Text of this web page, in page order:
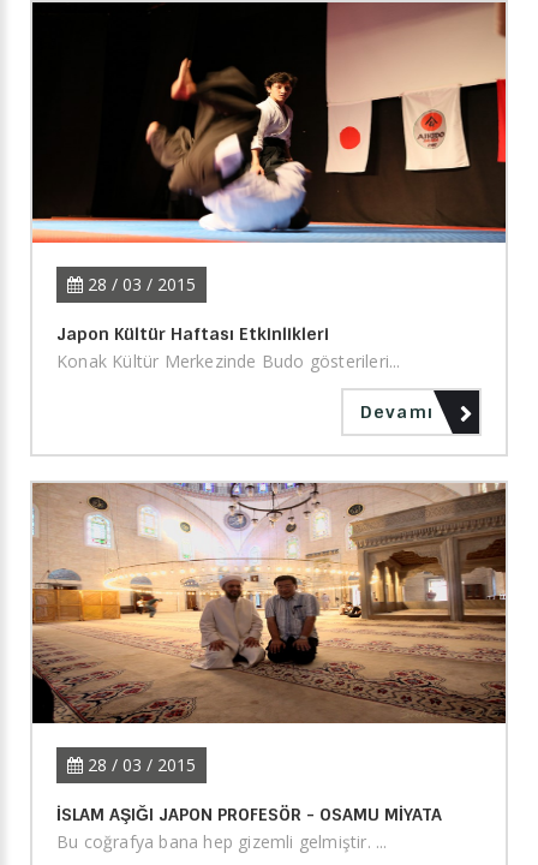
28 / 03 / 2015
Japon Kültür Haftası Etkinlikleri
Konak Kültür Merkezinde Budo gösterileri...
Devamı
28 / 03 / 2015
İSLAM AŞIĞI JAPON PROFESÖR - OSAMU MİYATA
Bu coğrafya bana hep gizemli gelmiştir. ...